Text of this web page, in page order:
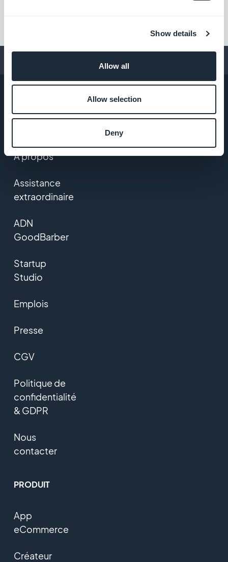
Show details
Allow all
Allow selection
Deny
A propos
Assistance
extraordinaire
ADN
GoodBarber
Startup
Studio
Emplois
Presse
CGV
Politique de
confidentialité
& GDPR
Nous
contacter
PRODUIT
App
eCommerce
Créateur